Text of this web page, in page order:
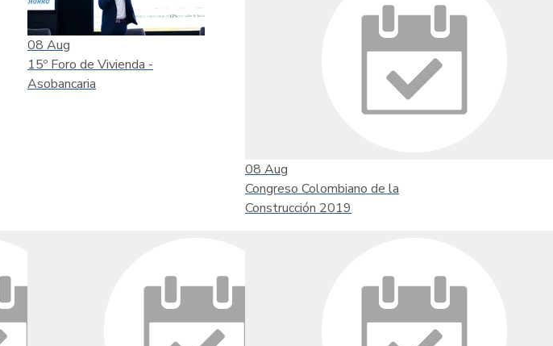
08 Aug
15º Foro de Vivienda -
Asobancaria
08 Aug
Congreso Colombiano de la
Construcción 2019